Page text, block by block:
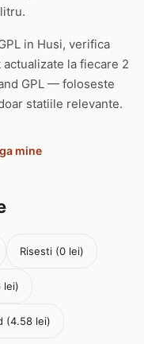
in Husi, verifica
la fiecare 2
GPL — foloseste
statiile relevante.
mine
Risesti (0 lei)
lei)
(4.58 lei)